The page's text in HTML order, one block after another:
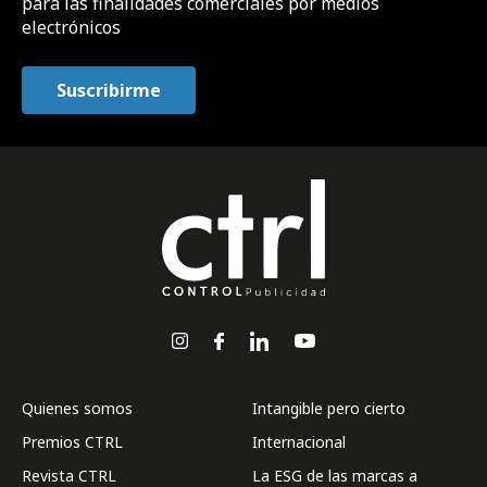
electrónicos
Quienes somos
Premios CTRL
Revista CTRL
Intangible pero cierto
Internacional
La ESG de las marcas a